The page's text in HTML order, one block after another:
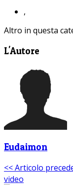
,
Altro in questa
L'Autore
Eudaimon
<< Articolo
video